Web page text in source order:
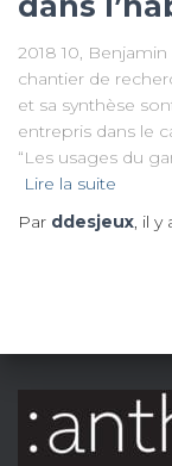
2018 10,
chantier de
et sa synthèse
entrepris dans le
“Les usages du
Lire la suite
Par ddesjeux, il y